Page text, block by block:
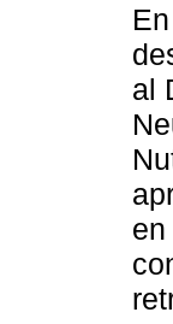
al